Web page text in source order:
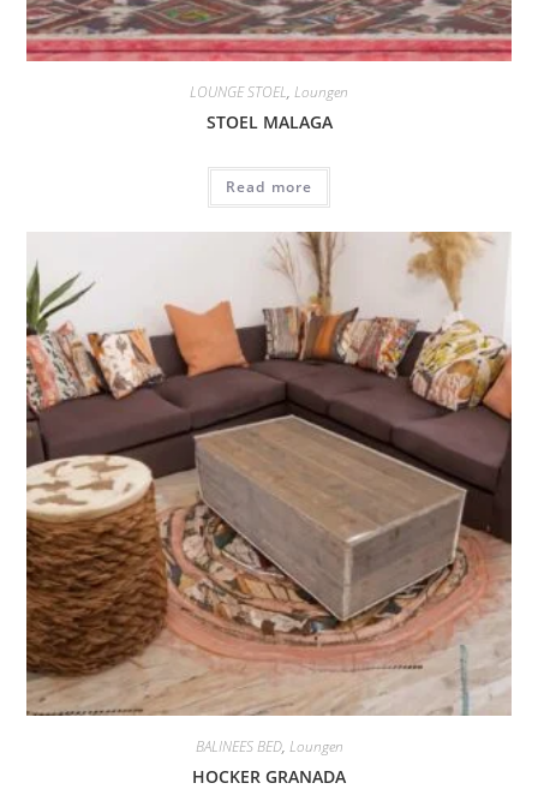
LOUNGE STOEL, Loungen
STOEL MALAGA
Read more
BALINEES BED, Loungen
HOCKER GRANADA